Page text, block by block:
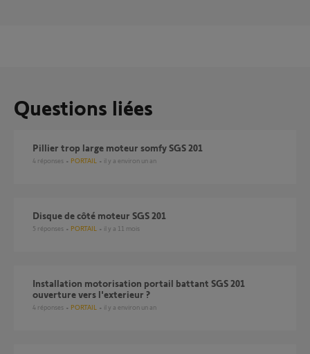
Questions liées
Pillier trop large moteur somfy SGS 201
4 réponses PORTAIL il y a environ un an
Disque de côté moteur SGS 201
5 réponses PORTAIL il y a 11 mois
Installation motorisation portail battant SGS 201
ouverture vers l'exterieur ?
4 réponses PORTAIL il y a environ un an